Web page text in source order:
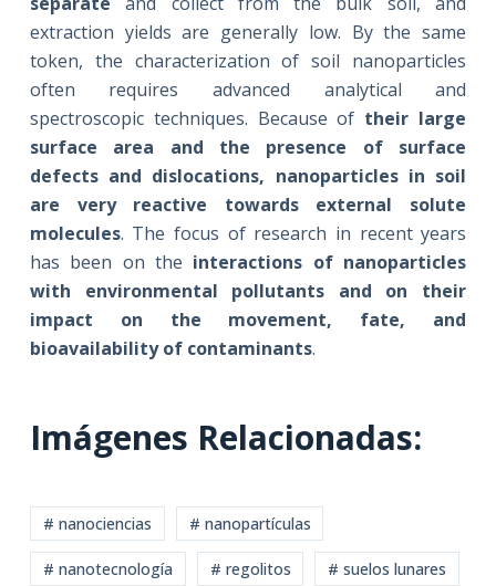
extraction yields are generally low. By the same
token, the characterization of soil nanoparticles
often requires advanced analytical and
spectroscopic techniques. Because of their large
surface area and the presence of surface
defects and dislocations, nanoparticles in soil
are very reactive towards external solute
molecules. The focus of research in recent years
has been on the interactions of nanoparticles
with environmental pollutants and on their
impact on the movement, fate, and
bioavailability of contaminants.
Imágenes Relacionadas:
# nanociencias # nanopartículas
# nanotecnología # regolitos # suelos lunares